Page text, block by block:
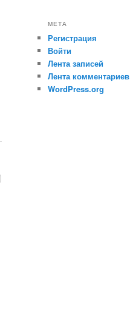
МЕТА
Регистрация
Войти
Лента записей
Лента комментариев
WordPress.org